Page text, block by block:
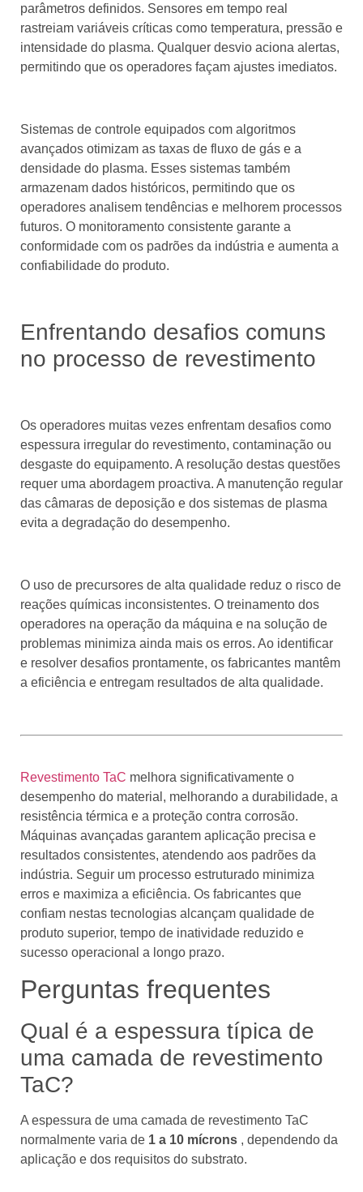
parâmetros definidos. Sensores em tempo real
rastreiam variáveis ​​críticas como temperatura, pressão e
intensidade do plasma. Qualquer desvio aciona alertas,
permitindo que os operadores façam ajustes imediatos.
Sistemas de controle equipados com algoritmos
avançados otimizam as taxas de fluxo de gás e a
densidade do plasma. Esses sistemas também
armazenam dados históricos, permitindo que os
operadores analisem tendências e melhorem processos
futuros. O monitoramento consistente garante a
conformidade com os padrões da indústria e aumenta a
confiabilidade do produto.
Enfrentando desafios comuns
no processo de revestimento
Os operadores muitas vezes enfrentam desafios como
espessura irregular do revestimento, contaminação ou
desgaste do equipamento. A resolução destas questões
requer uma abordagem proactiva. A manutenção regular
das câmaras de deposição e dos sistemas de plasma
evita a degradação do desempenho.
O uso de precursores de alta qualidade reduz o risco de
reações químicas inconsistentes. O treinamento dos
operadores na operação da máquina e na solução de
problemas minimiza ainda mais os erros. Ao identificar
e resolver desafios prontamente, os fabricantes mantêm
a eficiência e entregam resultados de alta qualidade.
Revestimento TaC melhora significativamente o
desempenho do material, melhorando a durabilidade, a
resistência térmica e a proteção contra corrosão.
Máquinas avançadas garantem aplicação precisa e
resultados consistentes, atendendo aos padrões da
indústria. Seguir um processo estruturado minimiza
erros e maximiza a eficiência. Os fabricantes que
confiam nestas tecnologias alcançam qualidade de
produto superior, tempo de inatividade reduzido e
sucesso operacional a longo prazo.
Perguntas frequentes
Qual é a espessura típica de
uma camada de revestimento
TaC?
A espessura de uma camada de revestimento TaC
normalmente varia de 1 a 10 mícrons , dependendo da
aplicação e dos requisitos do substrato.